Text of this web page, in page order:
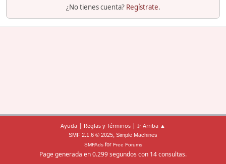
¿No tienes cuenta? Regístrate.
Ayuda | Reglas y Términos | Ir Arriba ▲
SMF 2.1.6 © 2025, Simple Machines
SMFAdsfor Free Forums
Page generada en 0.299 segundos con 14 consultas.